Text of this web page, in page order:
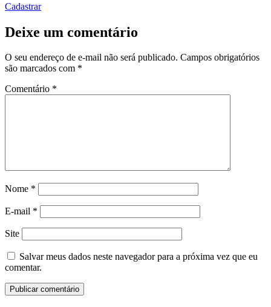
Cadastrar
Deixe um comentário
O seu endereço de e-mail não será publicado. Campos obrigatórios
são marcados com *
Comentário *
Nome *
E-mail *
Site
Salvar meus dados neste navegador para a próxima vez que eu
comentar.